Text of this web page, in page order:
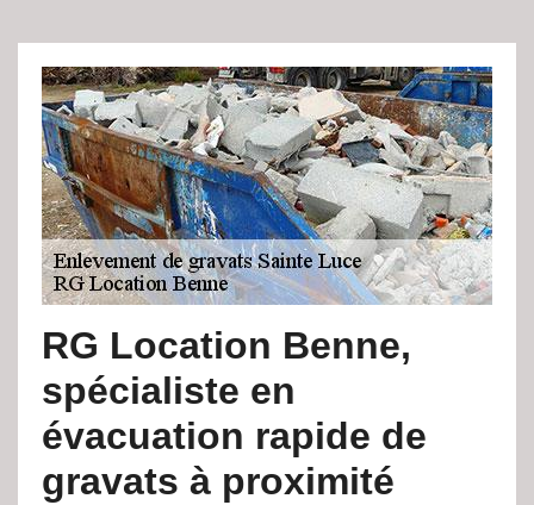
RG Location Benne,
spécialiste en
évacuation rapide de
gravats à proximité